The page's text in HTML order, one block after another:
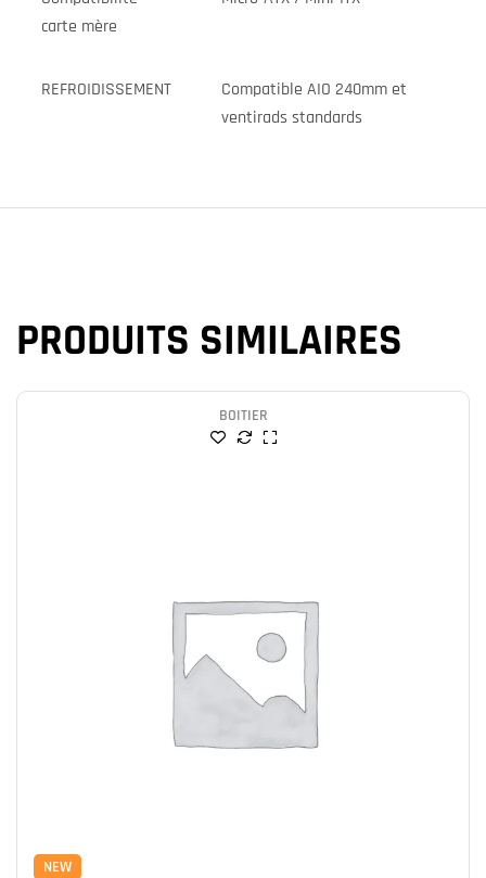
carte mère
REFROIDISSEMENT
Compatible AIO 240mm et
ventirads standards
PRODUITS SIMILAIRES
BOITIER
NEW